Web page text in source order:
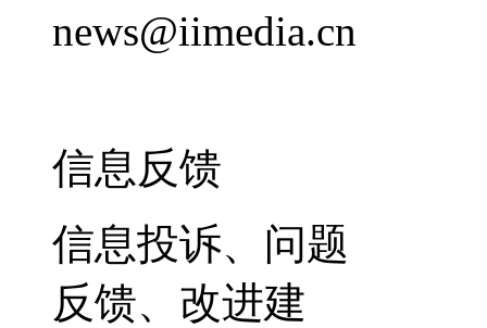
news@iimedia.cn
信息反馈
信息投诉、问题
反馈、改进建